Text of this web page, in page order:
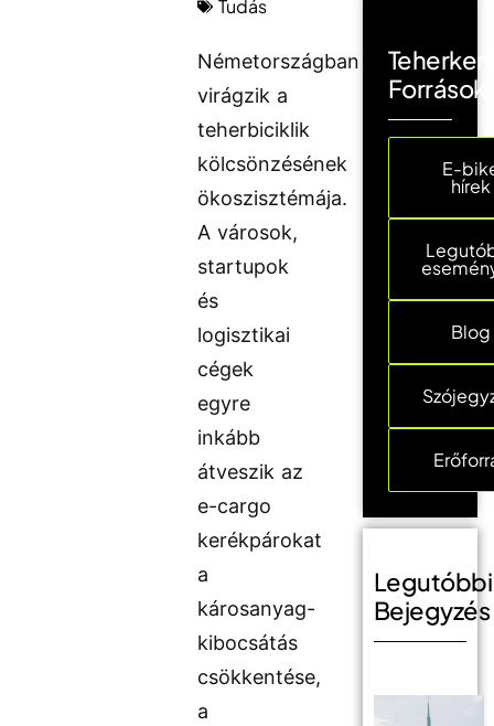
Tudás
Németországban
virágzik a
teherbiciklik
kölcsönzésének
ökoszisztémája.
A városok,
startupok
és
logisztikai
cégek
egyre
inkább
átveszik az
e-cargo
kerékpárokat
a
károsanyag-
kibocsátás
csökkentése,
a
Források
E-
hírek
Blog
Legutóbbi
Bejegyzés